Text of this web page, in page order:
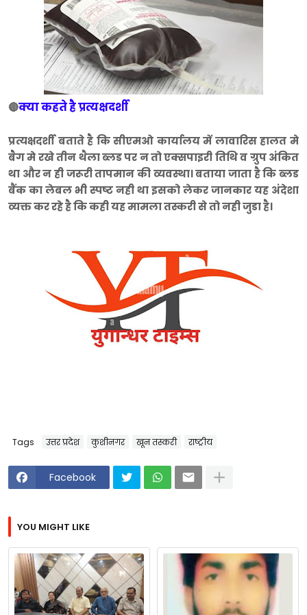
🔴क्या कहते है प्रत्यक्षदर्शी
प्रत्यक्षदर्शी बताते है कि सीएमओ कार्यालय में लावारिस हालत मे
बैग मे रखे तीन थैला ब्लड पर न तो एक्सपाइरी तिथि व ग्रुप अंकित
था और न ही जरूरी तापमान की व्यवस्था। बताया जाता है कि ब्लड
बैंक का लेबल भी स्पष्ट नही था इसको लेकर जानकार यह अंदेशा
व्यक्त कर रहे है कि कही यह मामला तस्करी से तो नही जुडा है।
Tags उत्तर प्रदेश कुशीनगर खून तस्करी राष्ट्रीय
Facebook
YOU MIGHT LIKE